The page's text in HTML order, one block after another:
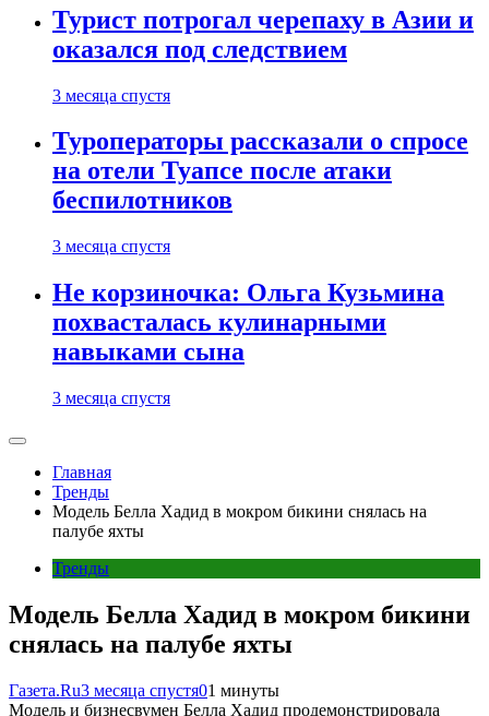
Турист потрогал черепаху в Азии и
оказался под следствием
3 месяца спустя
Туроператоры рассказали о спросе
на отели Туапсе после атаки
беспилотников
3 месяца спустя
Не корзиночка: Ольга Кузьмина
похвасталась кулинарными
навыками сына
3 месяца спустя
Главная
Тренды
Модель Белла Хадид в мокром бикини снялась на
палубе яхты
Тренды
Модель Белла Хадид в мокром бикини
снялась на палубе яхты
Газета.Ru3 месяца спустя01 минуты
Модель и бизнесвумен Белла Хадид продемонстрировала